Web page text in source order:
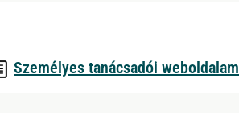
Személyes tanácsadói weboldalam